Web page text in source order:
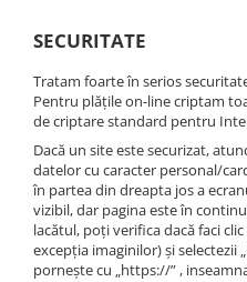
SECURITATE
Tratam foarte în serios
Pentru plățile on-line criptam
de criptare standard pentru
Dacă un site este securizat,
datelor cu caracter personal/
în partea din dreapta jos a
vizibil, dar pagina este în
lacătul, poți verifica dacă faci
excepția imaginilor) și selectezii
pornește cu „https://” ,